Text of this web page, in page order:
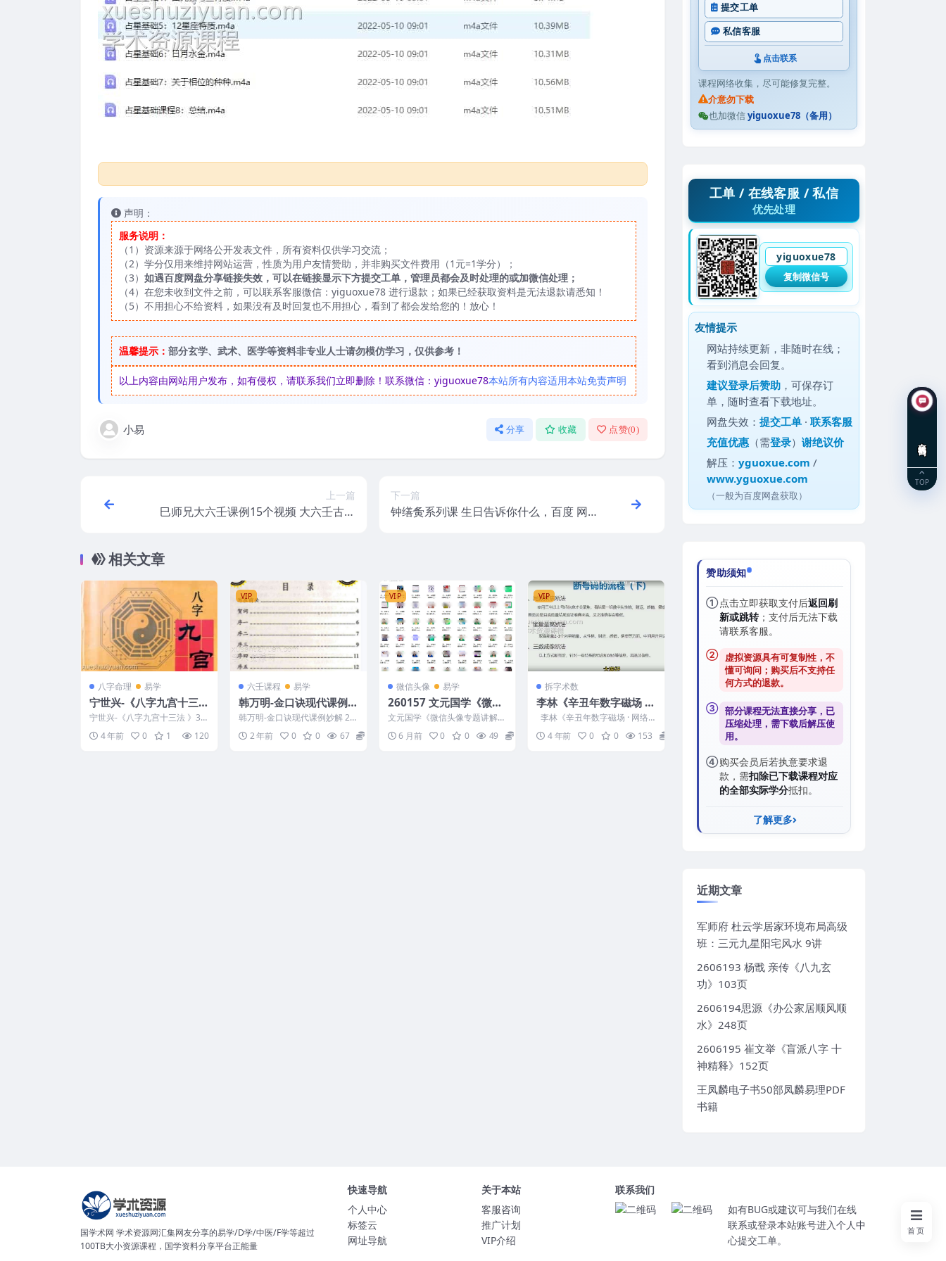
声明：
服务说明：
（1）资源来源于网络公开发表文件，所有资料仅供学习交流；
（2）学分仅用来维持网站运营，性质为用户友情赞助，并非购买文件费用（1元=1学分）；
（3） 如遇百度网盘分享链接失效，可以在链接显示下方提交工单，管理员都会及时处理的或加微信处理；
（4）在您未收到文件之前，可以联系客服微信：yiguoxue78 进行退款；如果已经获取资料是无法退款请悉知！
（5）不用担心不给资料，如果没有及时回复也不用担心，看到了都会发给您的！放心！
温馨提示： 部分玄学、武术、医学等资料非专业人士请勿模仿学习，仅供参考！
以上内容由网站用户发布，如有侵权，请联系我们立即删除！联系微信：yiguoxue78本站所有内容适用本站免责声明
小易 分享 收藏 点赞(0)
上一篇
巳师兄大六壬课例15个视频 大六壬古例
下一篇
钟缮夤系列课 生日告诉你什么，百度 网
相关文章
八字命理 易学
宁世兴-《八字九宫十三
法 》322页–高清版
宁世兴-《八字九宫十三法 》32
2页–高清版 编号：3122DB08...
4 年前 0 1 120
VIP
六壬课程 易学
韩万明-金口诀现代课例
妙解
韩万明-金口诀现代课例妙解 24
03211-17 韩万明-金口诀现代课
例妙解.p...
2 年前 0 0 67
VIP
微信头像 易学
260157 文元国学《微信
头像专题讲解》视频57集
Y
文元国学《微信头像专题讲解》
视频57集Y 260157 01、微信头
像·三秒识人...
6 月前 0 0 49
VIP
拆字术数
李林《辛丑年数字磁场 ·
网络课》视频48集 百度
云盘下载
李林《辛丑年数字磁场 · 网络
课》视频48集，内容多多，从
基础开始...
4 年前 0 0 153
提交工单
私信客服
点击联系
课程网络收集，尽可能修复完整。
介意勿下载
也加微信yiguoxue78（备用）
工单 / 在线客服 / 私信
优先处理
yiguoxue78
复制微信号
友情提示
网站持续更新，非随时在线；
看到消息会回复。
建议登录后赞助 ，可保存订
单，随时查看下载地址。
网盘失效：提交工单 ·联系客服
充值优惠 （需登录）谢绝议价
解压：yguoxue.com /
www.yguoxue.com
（一般为百度网盘获取）
赞助须知
①点击立即获取支付后返回刷
新或跳转；支付后无法下载
请联系客服。
②
虚拟资源具有可复制性，不
懂可询问；购买后不支持任
何方式的退款。
③ 部分课程无法直接分享，已
压缩处理，需下载后解压使
用。
④购买会员后若执意要求退
款，需扣除已下载课程对应
的全部实际学分抵扣。
了解更多
近期文章
军师府 杜云学居家环境布局高级
班：三元九星阳宅风水 9讲
2606193 杨戬 亲传《八九玄
功》103页
2606194思源《办公家居顺风顺
水》248页
2606195 崔文举《盲派八字 十
神精释》152页
王凤麟电子书50部凤麟易理PDF
书籍
国学术网 学术资源网汇集网友分享的易学/D学/中医/F学等超过
100TB大小资源课程，国学资料分享平台正能量
快速导航
个人中心
标签云
网址导航
关于本站
客服咨询
推广计划
VIP介绍
联系我们
如有BUG或建议可与我们在线
联系或登录本站账号进入个人中
心提交工单。
首页
TOP